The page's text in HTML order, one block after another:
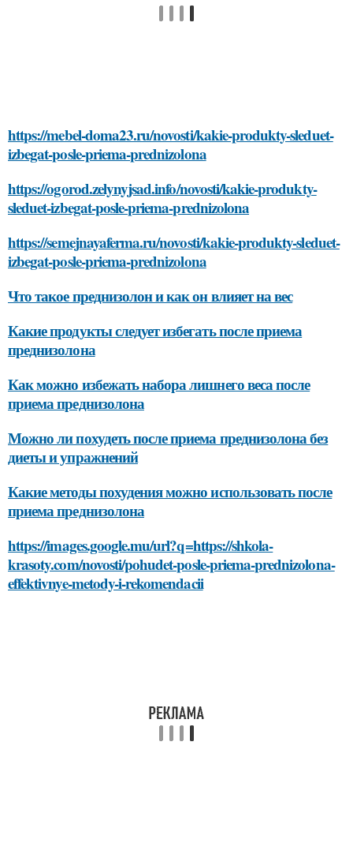
https://mebel-doma23.ru/novosti/kakie-produkty-sleduet-
izbegat-posle-priema-prednizolona
https://ogorod.zelynyjsad.info/novosti/kakie-produkty-
sleduet-izbegat-posle-priema-prednizolona
https://semejnayaferma.ru/novosti/kakie-produkty-sleduet-
izbegat-posle-priema-prednizolona
Что такое преднизолон и как он влияет на вес
Какие продукты следует избегать после приема
преднизолона
Как можно избежать набора лишнего веса после
приема преднизолона
Можно ли похудеть после приема преднизолона без
диеты и упражнений
Какие методы похудения можно использовать после
приема преднизолона
https://images.google.mu/url?q=https://shkola-
krasoty.com/novosti/pohudet-posle-priema-prednizolona-
effektivnye-metody-i-rekomendacii